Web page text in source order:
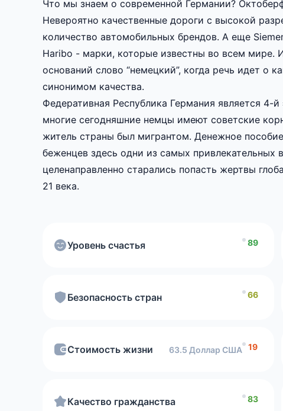
Что мы знаем о современной Германии?
Невероятно качественные дороги с высокой
количество автомобильных брендов. А еще
Haribo - марки, которые известны во всем мире.
оснований слово “немецкий”, когда речь идет о
синонимом качества.
Федеративная Республика Германия является 4-
многие сегодняшние немцы имеют советские
житель страны был мигрантом. Денежное
беженцев здесь одни из самых
целенаправленно старались попасть жертвы
21 века.
Уровень счастья 89
World Happiness Report
Безопасность стран 66
Стоимость жизни 63.5 Доллар США 19
Качество гражданства 83